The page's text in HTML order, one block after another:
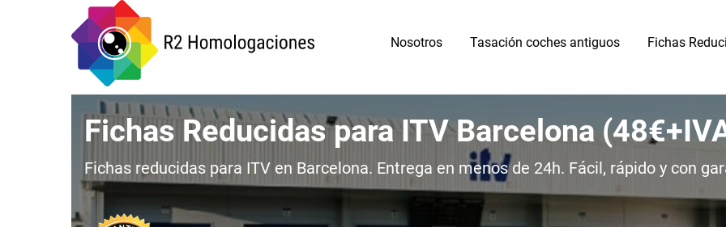
Nosotros Tasación coches antiguos Fichas
Fichas Reducidas para ITV Barcelona
Fichas reducidas para ITV en Barcelona. Entrega en menos de 24h. Fácil, rápido y con